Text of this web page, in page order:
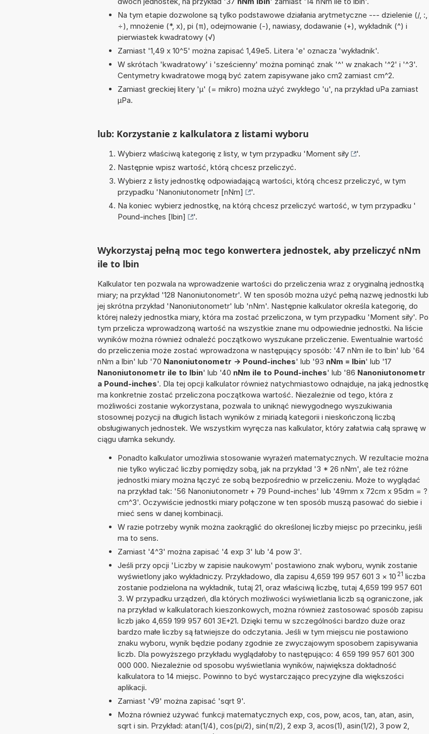
Na tym etapie dozwolone są tylko podstawowe działania arytmetyczne --- dzielenie (/, :,
÷), mnożenie (*, x), pi (π), odejmowanie (-), nawiasy, dodawanie (+), wykładnik (^) i
pierwiastek kwadratowy (√)
Zamiast '1,49 x 10^5' można zapisać 1,49e5. Litera 'e' oznacza 'wykładnik'.
W skrótach 'kwadratowy' i 'sześcienny' można pominąć znak '^' w znakach '^2' i '^3'.
Centymetry kwadratowe mogą być zatem zapisywane jako cm2 zamiast cm^2.
Zamiast greckiej litery 'µ' (= mikro) można użyć zwykłego 'u', na przykład uPa zamiast
µPa.
lub: Korzystanie z kalkulatora z listami wyboru
Wybierz właściwą kategorię z listy, w tym przypadku 'Moment siły
'.
Następnie wpisz wartość, którą chcesz przeliczyć.
Wybierz z listy jednostkę odpowiadającą wartości, którą chcesz przeliczyć, w tym
przypadku 'Nanoniutonometr [nNm]
'.
Na koniec wybierz jednostkę, na którą chcesz przeliczyć wartość, w tym przypadku '
Pound-inches [lbin]
'.
Wykorzystaj pełną moc tego konwertera jednostek, aby przeliczyć nNm
ile to lbin
Kalkulator ten pozwala na wprowadzenie wartości do przeliczenia wraz z oryginalną jednostką
miary; na przykład '128 Nanoniutonometr'. W ten sposób można użyć pełną nazwę jednostki lub
jej skrótna przykład 'Nanoniutonometr' lub 'nNm'. Następnie kalkulator określa kategorię, do
której należy jednostka miary, która ma zostać przeliczona, w tym przypadku 'Moment siły'. Po
tym przelicza wprowadzoną wartość na wszystkie znane mu odpowiednie jednostki. Na liście
wyników można również odnaleźć początkowo wyszukane przeliczenie. Ewentualnie wartość
do przeliczenia może zostać wprowadzona w następujący sposób: '47 nNm ile to lbin' lub '64
nNm a lbin' lub '70 Nanoniutonometr -> Pound-inches' lub '93 nNm = lbin' lub '17
Nanoniutonometr ile to lbin' lub '40 nNm ile to Pound-inches' lub '86 Nanoniutonometr
a Pound-inches'. Dla tej opcji kalkulator również natychmiastowo odnajduje, na jaką jednostkę
ma konkretnie zostać przeliczona początkowa wartość. Niezależnie od tego, która z
możliwości zostanie wykorzystana, pozwala to uniknąć niewygodnego wyszukiwania
stosownej pozycji na długich listach wyników z miriadą kategorii i nieskończoną liczbą
obsługiwanych jednostek. We wszystkim wyręcza nas kalkulator, który załatwia całą sprawę w
ciągu ułamka sekundy.
Ponadto kalkulator umożliwia stosowanie wyrażeń matematycznych. W rezultacie można
nie tylko wyliczać liczby pomiędzy sobą, jak na przykład '3 * 26 nNm', ale też różne
jednostki miary można łączyć ze sobą bezpośrednio w przeliczeniu. Może to wyglądać
na przykład tak: '56 Nanoniutonometr + 79 Pound-inches' lub '49mm x 72cm x 95dm = ?
cm^3'. Oczywiście jednostki miary połączone w ten sposób muszą pasować do siebie i
mieć sens w danej kombinacji.
W razie potrzeby wynik można zaokrąglić do określonej liczby miejsc po przecinku, jeśli
ma to sens.
Zamiast '4^3' można zapisać '4 exp 3' lub '4 pow 3'.
Jeśli przy opcji 'Liczby w zapisie naukowym' postawiono znak wyboru, wynik zostanie
wyświetlony jako wykładniczy. Przykładowo, dla zapisu 4,659 199 957 601 3 × 10 21 liczba
zostanie podzielona na wykładnik, tutaj 21, oraz właściwą liczbę, tutaj 4,659 199 957 601
3. W przypadku urządzeń, dla których możliwości wyświetlania liczb są ograniczone, jak
na przykład w kalkulatorach kieszonkowych, można również zastosować sposób zapisu
liczb jako 4,659 199 957 601 3E+21. Dzięki temu w szczególności bardzo duże oraz
bardzo małe liczby są łatwiejsze do odczytania. Jeśli w tym miejscu nie postawiono
znaku wyboru, wynik będzie podany zgodnie ze zwyczajowym sposobem zapisywania
liczb. Dla powyższego przykładu wyglądałoby to następująco: 4 659 199 957 601 300
000 000. Niezależnie od sposobu wyświetlania wyników, największa dokładność
kalkulatora to 14 miejsc. Powinno to być wystarczająco precyzyjne dla większości
aplikacji.
Zamiast '√9' można zapisać 'sqrt 9'.
Można również używać funkcji matematycznych exp, cos, pow, acos, tan, atan, asin,
sqrt i sin. Przykład: atan(1/4), cos(pi/2), sin(π/2), 2 exp 3, acos(1), asin(1/2), 3 pow 2,